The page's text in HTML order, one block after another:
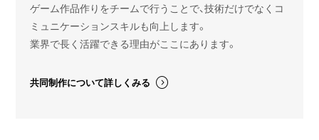
ゲーム作品作りをチームで行うことで、技術だけでなくコ
ミュニケーションスキルも向上します。
業界で長く活躍できる理由がここにあります。
共同制作について詳しくみる